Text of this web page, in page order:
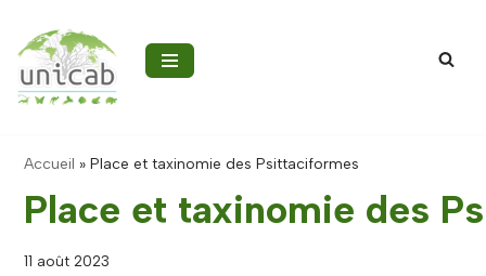
Aller
au
contenu
Accueil » Place et taxinomie des Psittaciformes
Place et taxinomie des
11 août 2023